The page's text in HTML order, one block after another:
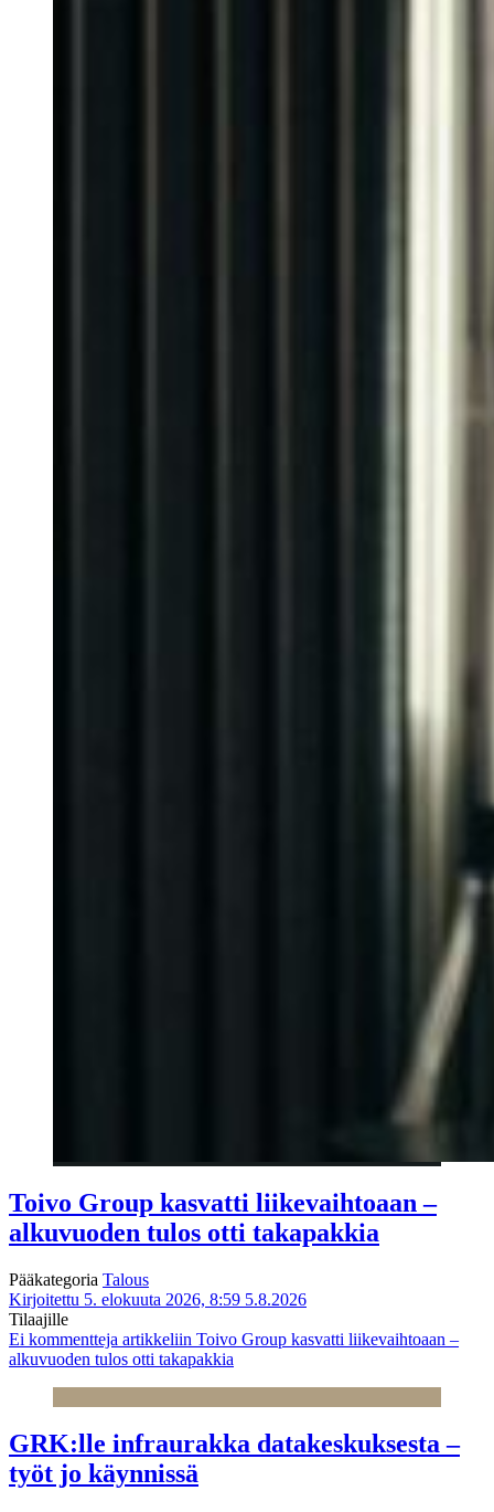
Toivo Group kasvatti liikevaihtoaan –
alkuvuoden tulos otti takapakkia
Pääkategoria Talous
Kirjoitettu 5. elokuuta 2026, 8:59 5.8.2026
Tilaajille
Ei kommentteja artikkeliin Toivo Group kasvatti liikevaihtoaan –
alkuvuoden tulos otti takapakkia
GRK:lle infraurakka datakeskuksesta –
työt jo käynnissä